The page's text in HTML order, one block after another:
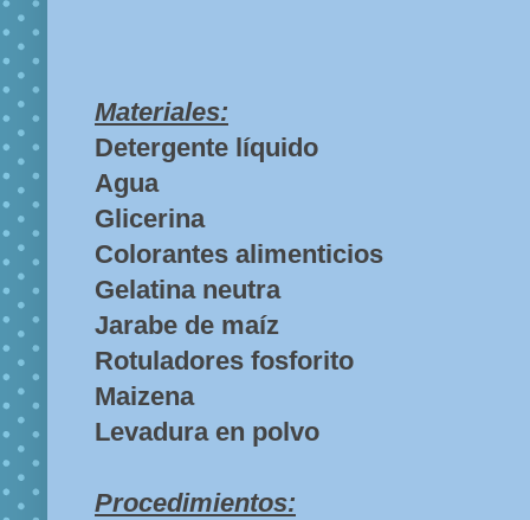
Materiales:
Detergente líquido
Agua
Glicerina
Colorantes alimenticios
Gelatina neutra
Jarabe de maíz
Rotuladores fosforito
Maizena
Levadura en polvo
Procedimientos: